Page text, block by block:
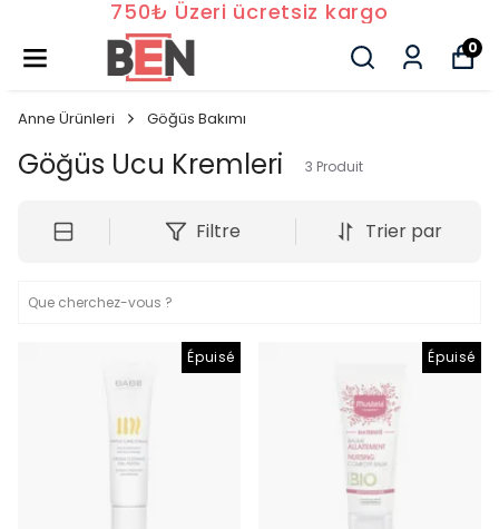
750₺ Üzeri ücretsiz kargo
0
Anne Ürünleri Göğüs Bakımı
Göğüs Ucu Kremleri 3 Produit
Filtre Trier par
Épuisé Épuisé